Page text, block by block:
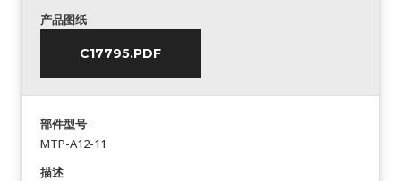
产品图纸
C17795.PDF
部件型号
MTP-A12-11
描述